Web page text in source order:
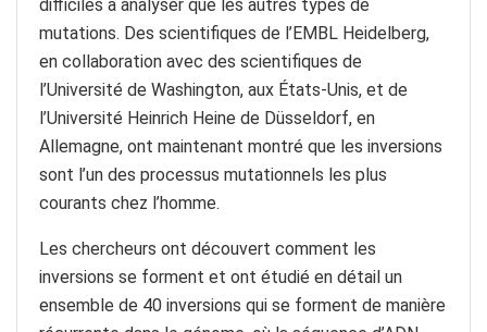
difficiles à analyser que les autres types de
mutations. Des scientifiques de l’EMBL Heidelberg,
en collaboration avec des scientifiques de
l’Université de Washington, aux États-Unis, et de
l’Université Heinrich Heine de Düsseldorf, en
Allemagne, ont maintenant montré que les inversions
sont l’un des processus mutationnels les plus
courants chez l’homme.
Les chercheurs ont découvert comment les
inversions se forment et ont étudié en détail un
ensemble de 40 inversions qui se forment de manière